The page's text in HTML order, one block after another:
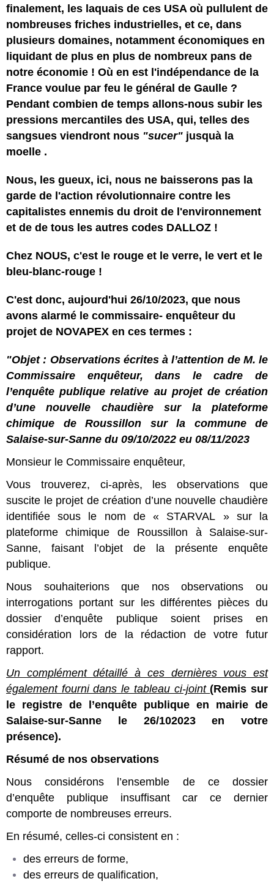
finalement, les laquais de ces USA où pullulent de
nombreuses friches industrielles, et ce, dans
plusieurs domaines, notamment économiques en
liquidant de plus en plus de nombreux pans de
notre économie ! Où en est l'indépendance de la
France voulue par feu le général de Gaulle ?
Pendant combien de temps allons-nous subir les
pressions mercantiles des USA, qui, telles des
sangsues viendront nous "sucer" jusquà la
moelle .
Nous, les gueux, ici, nous ne baisserons pas la
garde de l'action révolutionnaire contre les
capitalistes ennemis du droit de l'environnement
et de de tous les autres codes DALLOZ !
Chez NOUS, c'est le rouge et le verre, le vert et le
bleu-blanc-rouge !
C'est donc, aujourd'hui 26/10/2023, que nous
avons alarmé le commissaire- enquêteur du
projet de NOVAPEX en ces termes :
"Objet : Observations écrites à l’attention de M. le
Commissaire enquêteur, dans le cadre de
l’enquête publique relative au projet de création
d’une nouvelle chaudière sur la plateforme
chimique de Roussillon sur la commune de
Salaise-sur-Sanne du 09/10/2022 eu 08/11/2023
Monsieur le Commissaire enquêteur,
Vous trouverez, ci-après, les observations que
suscite le projet de création d’une nouvelle chaudière
identifiée sous le nom de « STARVAL » sur la
plateforme chimique de Roussillon à Salaise-sur-
Sanne, faisant l’objet de la présente enquête
publique.
Nous souhaiterions que nos observations ou
interrogations portant sur les différentes pièces du
dossier d’enquête publique soient prises en
considération lors de la rédaction de votre futur
rapport.
Un complément détaillé à ces dernières vous est
également fourni dans le tableau ci-joint(Remis sur
le registre de l’enquête publique en mairie de
Salaise-sur-Sanne le 26/102023 en votre
présence).
Résumé de nos observations
Nous considérons l’ensemble de ce dossier
d’enquête publique insuffisant car ce dernier
comporte de nombreuses erreurs.
En résumé, celles-ci consistent en :
des erreurs de forme,
des erreurs de qualification,